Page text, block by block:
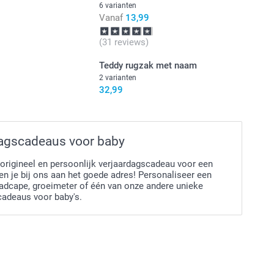
cm (hoogte) x 6 cm (diameter)
6 varianten
Vanaf 13,99
(31 reviews)
Teddy rugzak met naam
2 varianten
32,99
voor baby
en persoonlijk verjaardagscadeau voor een
je bij ons aan het goede adres! Personaliseer een
groeimeter of één van onze andere unieke
voor baby's.